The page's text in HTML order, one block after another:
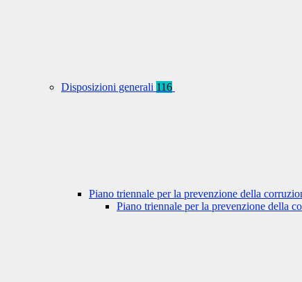
Disposizioni generali 116
Piano triennale per la prevenzione della
Piano triennale per la prevenzione della